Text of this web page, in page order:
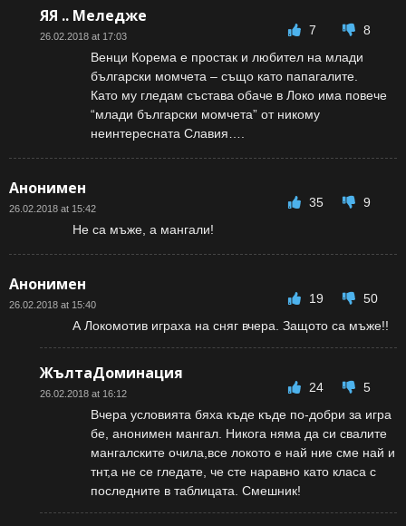
ЯЯ .. Меледже
26.02.2018 at 17:03 7
8
Венци Корема е простак и любител на млади
български момчета – също като папагалите.
Като му гледам състава обаче в Локо има повече
“млади български момчета” от никому
неинтересната Славия….
Анонимен
26.02.2018 at 15:42 35
9
Не са мъже, а мангали!
Анонимен
26.02.2018 at 15:40 19
50
А Локомотив играха на сняг вчера. Защото са мъже!!
ЖълтаДоминация
26.02.2018 at 16:12 24
5
Вчера условията бяха къде къде по-добри за игра
бе, анонимен мангал. Никога няма да си свалите
мангалските очила,все локото е най ние сме най и
тнт,а не се гледате, че сте наравно като класа с
последните в таблицата. Смешник!